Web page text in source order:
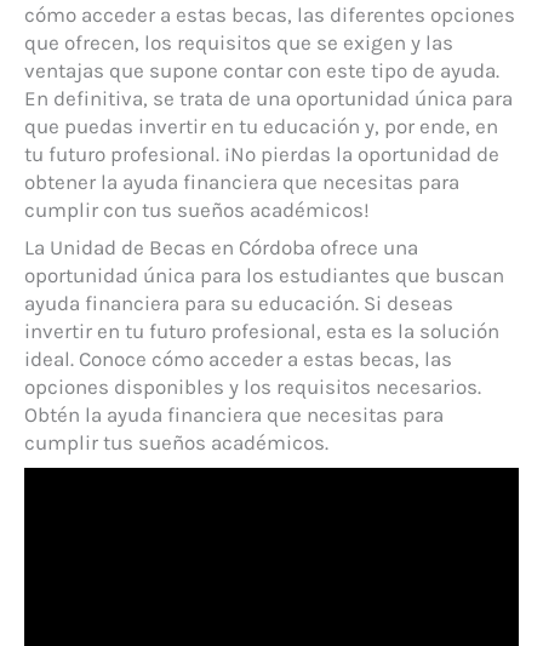
cómo acceder a estas becas, las diferentes opciones
que ofrecen, los requisitos que se exigen y las
ventajas que supone contar con este tipo de ayuda.
En definitiva, se trata de una oportunidad única para
que puedas invertir en tu educación y, por ende, en
tu futuro profesional. ¡No pierdas la oportunidad de
obtener la ayuda financiera que necesitas para
cumplir con tus sueños académicos!
La Unidad de Becas en Córdoba ofrece una
oportunidad única para los estudiantes que buscan
ayuda financiera para su educación. Si deseas
invertir en tu futuro profesional, esta es la solución
ideal. Conoce cómo acceder a estas becas, las
opciones disponibles y los requisitos necesarios.
Obtén la ayuda financiera que necesitas para
cumplir tus sueños académicos.